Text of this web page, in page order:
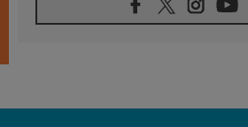
07.08.2026
Filipinas: el Vicariato
07.08.2026